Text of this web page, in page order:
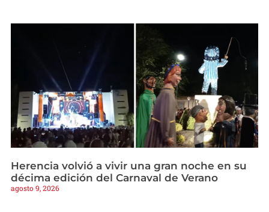
Herencia volvió a vivir una gran noche en su
décima edición del Carnaval de Verano
agosto 9, 2026